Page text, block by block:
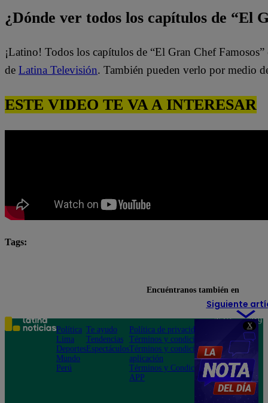
X
¿Dónde ver todos los capítulos de “El
¡Latino! Todos los capítulos de “El Gran Chef
de Latina Televisión. También pueden verlo por medio
ESTE VIDEO TE VA A INTERESAR
Tags:
Siguiente
Encuéntranos también en
Política
Lima
Deportes
Mundo
Perú
Te ayudo
Tendencias
Espectáculos
Política de privacidad
Términos y condiciones
Términos y condiciones
aplicación
Términos y Condiciones
APP
Teléfono: 219
Av. San
Felipe 968
Jesús María